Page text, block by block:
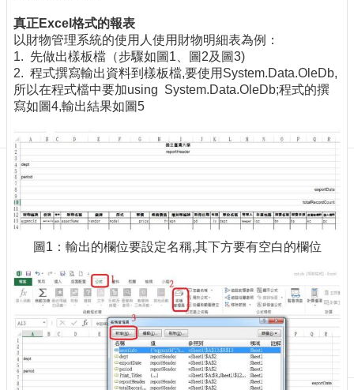
網
站
導
覽
最
消
息
關
於
我
出
版
刊
物
校
務
服
真正Excel格式的報表
以財物管理系統的使用人使用財物明細表為例：
1. 先做出樣板檔（步驟如圖1、圖2及圖3)
2. 程式撰寫輸出資料到樣板檔,要使用System.Data.OleDb,
所以在程式檔中要加using System.Data.OleDb;程式的撰
寫如圖4,輸出結果如圖5
圖1：輸出的欄位要設定名稱,其下方要有空白的欄位